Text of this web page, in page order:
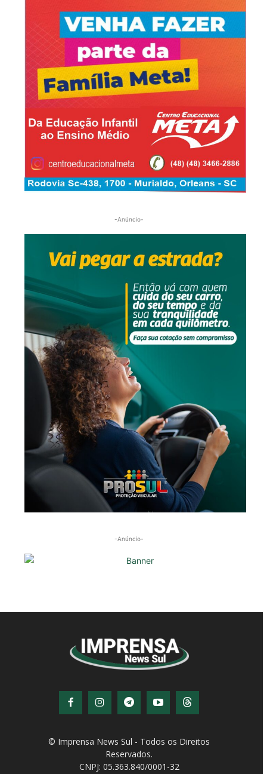
-Anúncio-
-Anúncio-
© Imprensa News Sul - Todos os Direitos
Reservados.
CNPJ: 05.363.840/0001-32